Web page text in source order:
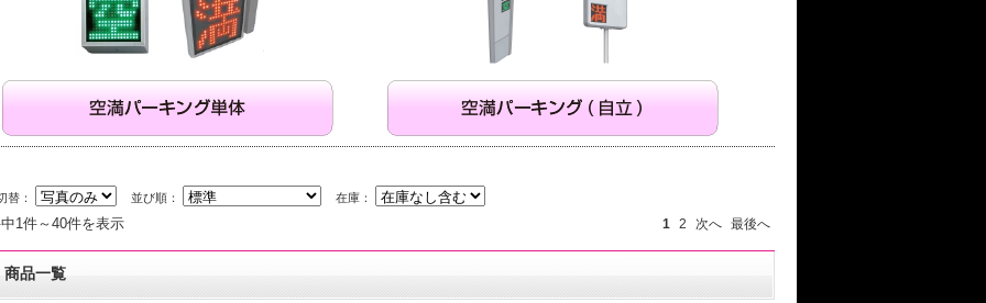
替： 並び順： 在庫：
1件～40件を表示 1 2 次へ 最後へ
商品一覧